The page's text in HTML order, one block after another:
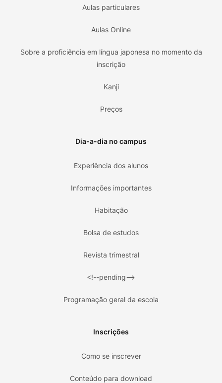
Aulas particulares
Aulas Online
Sobre a proficiência em língua japonesa no momento da
inscrição
Kanji
Preços
Dia-a-dia no campus
Experiência dos alunos
Informações importantes
Habitação
Bolsa de estudos
Revista trimestral
<!--pending-->
Programação geral da escola
Inscrições
Como se inscrever
Conteúdo para download